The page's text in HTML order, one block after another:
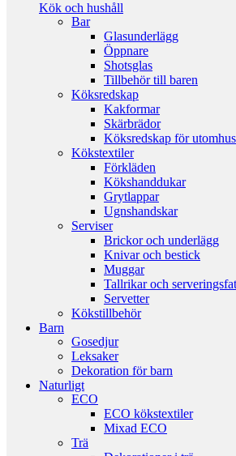
Kök och hushåll
Bar
Glasunderlägg
Öppnare
Shotsglas
Tillbehör till baren
Köksredskap
Kakformar
Skärbrädor
Köksredskap för
Kökstextiler
Förkläden
Kökshanddukar
Grytlappar
Ugnshandskar
Serviser
Brickor och underlägg
Knivar och bestick
Muggar
Tallrikar och serveringsfat
Servetter
Kökstillbehör
Barn
Gosedjur
Leksaker
Dekoration för barn
Naturligt
ECO
ECO kökstextiler
Mixad ECO
Trä